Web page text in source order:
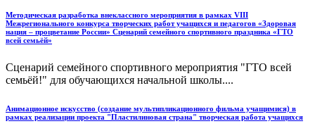
Методическая разработка внеклассного мероприятия в рамках VIII
Межрегионального конкурса творческих работ учащихся и педагогов «Здоровая
нация – процветание России» Сценарий семейного спортивного праздника «ГТО
всей семьёй»
Сценарий семейного спортивного мероприятия "ГТО всей
семьёй!" для обучающихся начальной школы....
Анимационное искусство (создание мультипликационного фильма учащимися) в
рамках реализации проекта "Пластилиновая страна" творческая работа учащихся